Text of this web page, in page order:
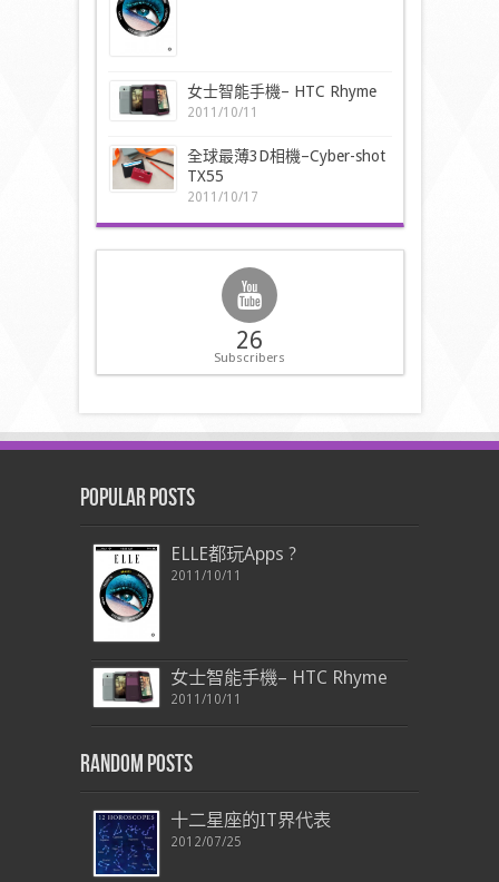
女士智能手機– HTC Rhyme
2011/10/11
全球最薄3D相機–Cyber-shot
TX55
2011/10/17
26
Subscribers
Popular Posts
ELLE都玩Apps ?
2011/10/11
女士智能手機– HTC Rhyme
2011/10/11
Random Posts
十二星座的IT界代表
2012/07/25